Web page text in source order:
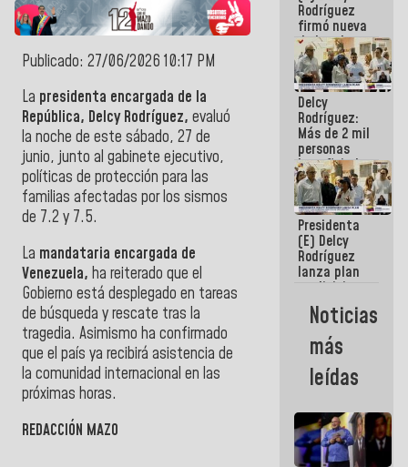
Publicado: 27/06/2026 10:17 PM
La presidenta encargada de la
República, Delcy Rodríguez, evaluó
la noche de este sábado, 27 de
junio, junto al gabinete ejecutivo,
políticas de protección para las
familias afectadas por los sismos
de 7.2 y 7.5.
La mandataria encargada de
Venezuela, ha reiterado que el
Gobierno está desplegado en tareas
de búsqueda y rescate tras la
tragedia. Asimismo ha confirmado
que el país ya recibirá asistencia de
la comunidad internacional en las
próximas horas.
REDACCIÓN MAZO
Rodríguez
firmó nueva
de Ley de
Arrendamiento
aprobada
por la AN
Delcy
Rodríguez:
Más de 2 mil
personas
beneficiadas
con planes
para
atención de
emergencia
sísmica en
la última
semana
Presidenta
(E) Delcy
Rodríguez
lanza plan
crediticio
con subsidio
a Juntas de
Condominio
Noticias
más
leídas